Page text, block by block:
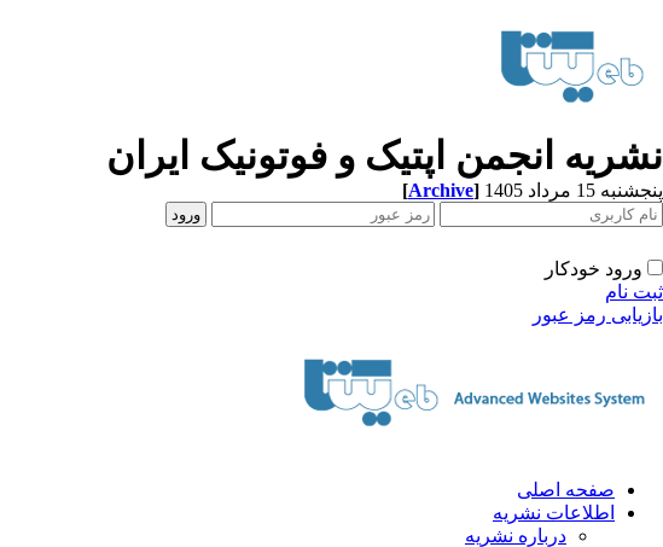
نشریه انجمن اپتیک و فوتونیک ایران
پنجشنبه 15 مرداد 1405 [Archive]
ورود خودکار
ثبت نام
بازیابی رمز عبور
صفحه اصلی
اطلاعات نشریه
درباره نشریه